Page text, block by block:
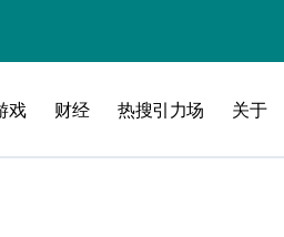
戏 财经 热搜引力场 关于